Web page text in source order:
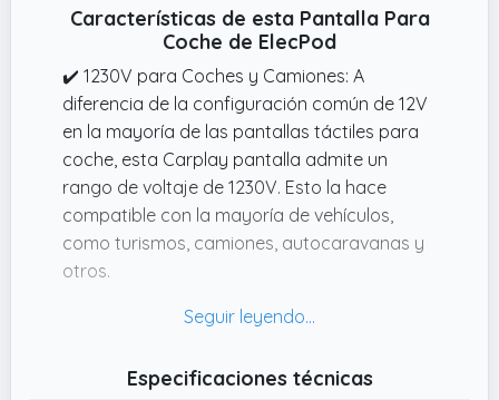
Características de esta Pantalla Para
Coche de ElecPod
✔️ 1230V para Coches y Camiones: A
diferencia de la configuración común de 12V
en la mayoría de las pantallas táctiles para
coche, esta Carplay pantalla admite un
rango de voltaje de 1230V. Esto la hace
compatible con la mayoría de vehículos,
como turismos, camiones, autocaravanas y
otros.
El sonido se reproduce desde el pantalla
frecuencia FM con la radio del coche para
Especificaciones técnicas